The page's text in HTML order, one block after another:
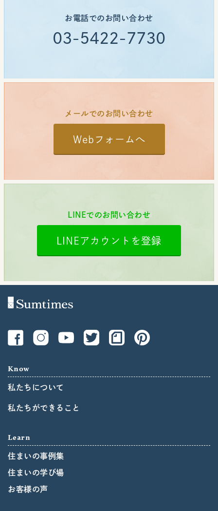
お電話でのお問い合わせ
03-5422-7730
メールでのお問い合わせ
Webフォームへ
LINEでのお問い合わせ
LINEアカウントを登録
Know
私たちについて
私たちができること
Learn
住まいの事例集
住まいの学び場
お客様の声